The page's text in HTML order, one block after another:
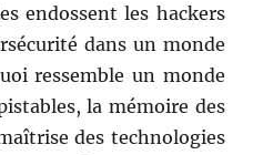
endossent les hackers
dans un monde
ressemble un monde
la mémoire des
des technologies